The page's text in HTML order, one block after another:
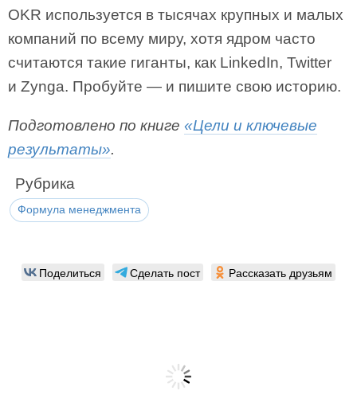
OKR используется в тысячах крупных и малых
компаний по всему миру, хотя ядром часто
считаются такие гиганты, как LinkedIn, Twitter
и Zynga. Пробуйте — и пишите свою историю.
Подготовлено по книге «Цели и ключевые
результаты».
Рубрика
Формула менеджмента
Поделиться Сделать пост Рассказать друзьям